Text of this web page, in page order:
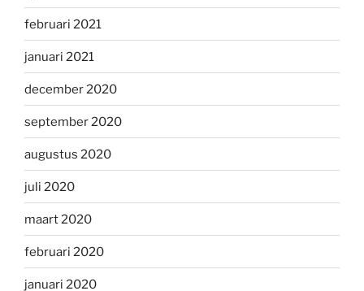
februari 2021
januari 2021
december 2020
september 2020
augustus 2020
juli 2020
maart 2020
februari 2020
januari 2020